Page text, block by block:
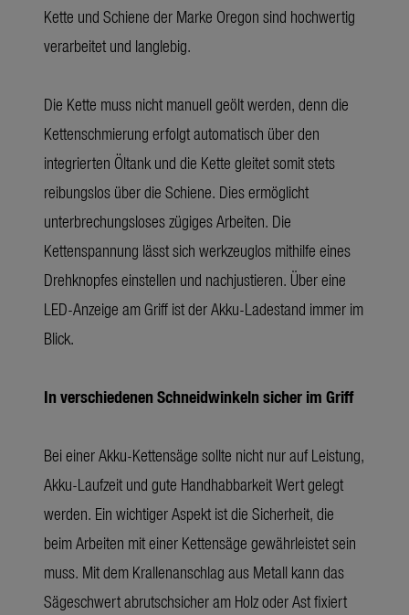
Kette und Schiene der Marke Oregon sind hochwertig
verarbeitet und langlebig.
Die Kette muss nicht manuell geölt werden, denn die
Kettenschmierung erfolgt automatisch über den
integrierten Öltank und die Kette gleitet somit stets
reibungslos über die Schiene. Dies ermöglicht
unterbrechungsloses zügiges Arbeiten. Die
Kettenspannung lässt sich werkzeuglos mithilfe eines
Drehknopfes einstellen und nachjustieren. Über eine
LED-Anzeige am Griff ist der Akku-Ladestand immer im
Blick.
In verschiedenen Schneidwinkeln sicher im Griff
Bei einer Akku-Kettensäge sollte nicht nur auf Leistung,
Akku-Laufzeit und gute Handhabbarkeit Wert gelegt
werden. Ein wichtiger Aspekt ist die Sicherheit, die
beim Arbeiten mit einer Kettensäge gewährleistet sein
muss. Mit dem Krallenanschlag aus Metall kann das
Sägeschwert abrutschsicher am Holz oder Ast fixiert